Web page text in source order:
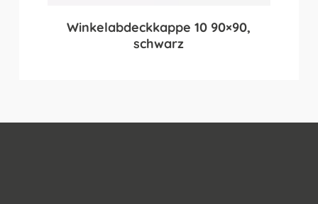
Winkelabdeckkappe 10 90×90,
schwarz